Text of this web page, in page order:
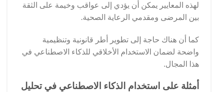
لهذه المعايير يمكن أن يؤدي إلى عواقب وخيمة على الثقة
بين المرضى ومقدمي الرعاية الصحية.
كما أن هناك حاجة إلى تطوير أطر قانونية وتنظيمية
واضحة لضمان الاستخدام الأخلاقي للذكاء الاصطناعي في
هذا المجال.
أمثلة على استخدام الذكاء الاصطناعي في تحليل